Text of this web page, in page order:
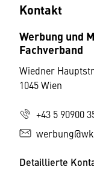
Kontakt
Werbung und
Fachverband
Wiedner
1045 Wien
+43 5 90900
Detaillierte